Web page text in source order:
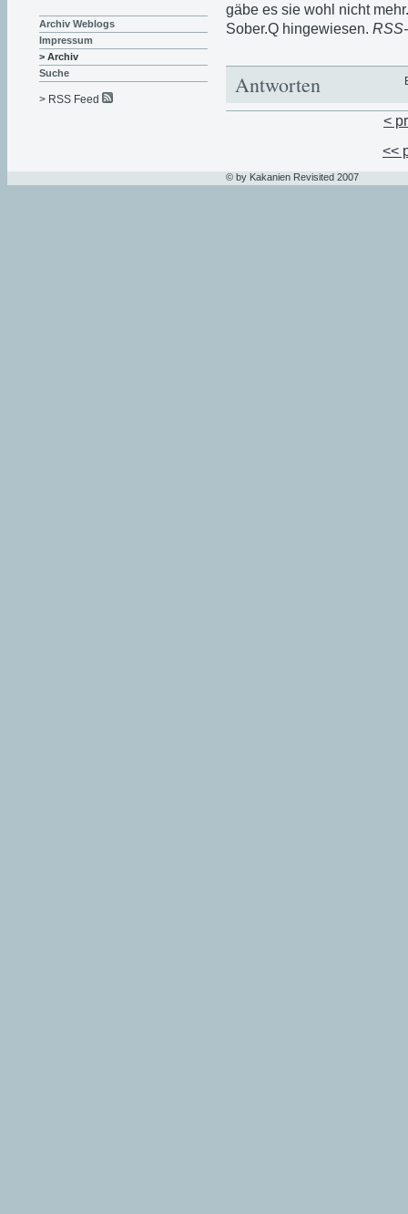
gäbe es sie wohl nicht
Sober.Q hingewiesen.
Antworten
<
<<
Archiv Weblogs
Impressum
> Archiv
Suche
> RSS Feed
© by Kakanien Revisited 2007